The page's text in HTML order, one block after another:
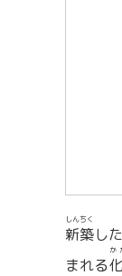
新築
しんちく
した
まれる
か